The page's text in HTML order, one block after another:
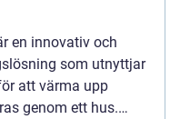
en innovativ och
som utnyttjar
att värma upp
genom ett hus.